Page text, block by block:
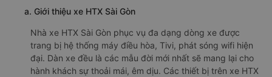
a. Giới thiệu xe HTX Sài Gòn
Nhà xe HTX Sài Gòn phục vụ đa dạng dòng xe được
trang bị hệ thống máy điều hòa, Tivi, phát sóng wifi hiện
đại. Dàn xe đều là các mẫu đời mới nhất sẽ mang lại cho
hành khách sự thoải mái, êm dịu. Các thiết bị trên xe HTX